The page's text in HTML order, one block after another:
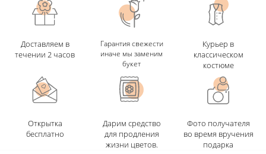
Доставляем в
течении 2 часов
Гарантия свежести
иначе мы заменим
букет
Курьер в
классическом
костюме
Открытка
бесплатно
Дарим средство
для продления
жизни цветов.
Фото получателя
во время вручения
подарка